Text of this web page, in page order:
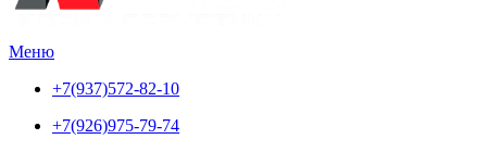
Меню
+7(937)572-82-10
+7(926)975-79-74